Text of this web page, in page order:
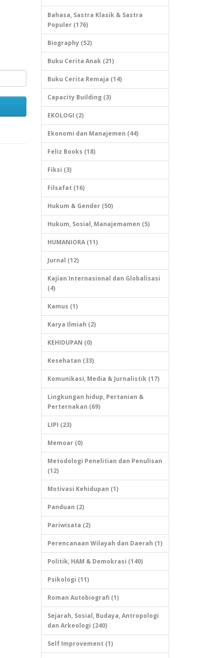
Bahasa, Sastra Klasik & Sastra
Populer (176)
Biography (52)
Buku Cerita Anak (21)
Buku Cerita Remaja (14)
Capacity Building (3)
EKOLOGI (2)
Ekonomi dan Manajemen (44)
Feliz Books (18)
Fiksi (3)
Filsafat (16)
Hukum & Gender (50)
Hukum, Sosial, Manajemamen (5)
HUMANIORA (11)
Jurnal (12)
Kajian Internasional dan Globalisasi
(4)
Kamus (1)
Karya Ilmiah (2)
KEHIDUPAN (0)
Kesehatan (33)
Komunikasi, Media & Jurnalistik (17)
Lingkungan hidup, Pertanian &
Perternakan (69)
LIPI (23)
Memoar (0)
Metodologi Penelitian dan Penulisan
(12)
Motivasi Kehidupan (1)
Panduan (2)
Pariwisata (2)
Perencanaan Wilayah dan Daerah (1)
Politik, HAM & Demokrasi (140)
Psikologi (11)
Roman Autobiografi (1)
Sejarah, Sosial, Budaya, Antropologi
dan Arkeologi (240)
Self Improvement (1)